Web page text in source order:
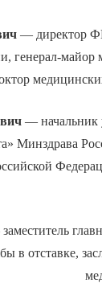
— директор
генерал-
— начальник
Минздрава
в отставке,